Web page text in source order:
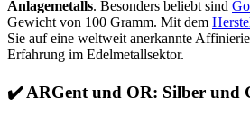
Anlagemetalls. Besonders beliebt sind
Gewicht von 100 Gramm. Mit dem
Sie auf eine weltweit anerkannte
Erfahrung im Edelmetallsektor.
✔️ARGent und OR: Silber und